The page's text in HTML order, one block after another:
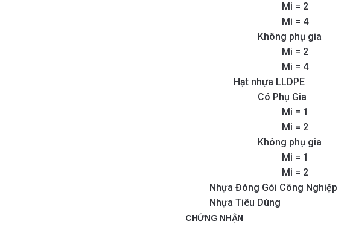
Mi = 2
Mi = 4
Không phụ gia
Mi = 2
Mi = 4
Hạt nhựa LLDPE
Có Phụ Gia
Mi = 1
Mi = 2
Không phụ gia
Mi = 1
Mi = 2
Nhựa Đóng Gói Công Nghiệp
Nhựa Tiêu Dùng
CHỨNG NHẬN